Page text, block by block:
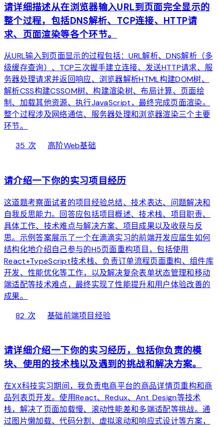
请详细描述从在浏览器输入URL到页面完全显示的
整个过程，包括DNS解析、TCP连接、HTTP请
求、页面渲染等各个环节。
从URL输入到页面显示的过程包括：URL解析、DNS解析（多
级缓存查询）、TCP三次握手建立连接、发送HTTP请求、服
务器处理请求并返回响应、浏览器解析HTML构建DOM树、
解析CSS构建CSSOM树、构建渲染树、布局计算、页面绘
制、加载其他资源、执行JavaScript，最终完成页面渲染。
整个过程涉及网络通信、服务器处理和浏览器渲染三个主要
环节。
35 次bolt高阶Web基础chevron_right
请介绍一下你的实习项目经历
这道题考察面试者的项目经验总结、技术表达、问题解决和
自我反思能力。回答应包括项目概述、技术栈、项目职责、
具体工作、技术难点与解决方案、项目成果以及收获与反
思。示例答案展示了一个在滴滴实习的前端开发应届生如何
结构化地介绍自己参与的H5页面重构项目，包括使用
React+TypeScript技术栈、负责订单流程页面重构、组件库
开发、性能优化等工作，以及解决复杂表单状态管理和移动
端适配等技术难点，最终实现了性能提升和用户体验改善的
成果。
82 次bolt基础前端项目经验chevron_right
请详细介绍一下你的实习经历，包括你负责的模
块、使用的技术栈以及遇到的挑战和解决方案。
在XX科技实习期间，我负责电商平台的商品详情页重构和商
品列表页开发。使用React、Redux、Ant Design等技术
栈，解决了页面加载慢、滚动性能差和多端适配等挑战。通
过图片懒加载、代码分割、虚拟滚动和响应式设计等方案，